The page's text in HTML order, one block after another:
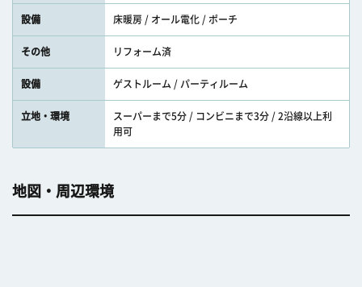
設備 床暖房 / オール電化 / ポーチ
その他 リフォーム済
設備 ゲストルーム / パーティルーム
立地・環境
スーパーまで5分 / コンビニまで3分 / 2沿線以上利
用可
地図・周辺環境